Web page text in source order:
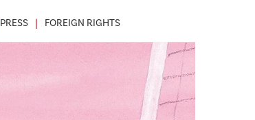
PRESS FOREIGN RIGHTS